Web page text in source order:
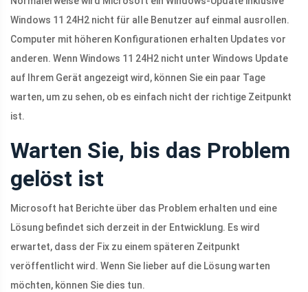
Windows 11 24H2 nicht für alle Benutzer auf einmal ausrollen.
Computer mit höheren Konfigurationen erhalten Updates vor
anderen. Wenn Windows 11 24H2 nicht unter Windows Update
auf Ihrem Gerät angezeigt wird, können Sie ein paar Tage
warten, um zu sehen, ob es einfach nicht der richtige Zeitpunkt
ist.
Warten Sie, bis das Problem
gelöst ist
Microsoft hat Berichte über das Problem erhalten und eine
Lösung befindet sich derzeit in der Entwicklung. Es wird
erwartet, dass der Fix zu einem späteren Zeitpunkt
veröffentlicht wird. Wenn Sie lieber auf die Lösung warten
möchten, können Sie dies tun.